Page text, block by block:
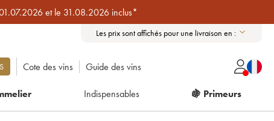
et le 31.08.2026 inclus*
Les prix sont affichés pour une livraison en :
Cote des vins Guide des vins
Indispensables 🍇 Primeurs